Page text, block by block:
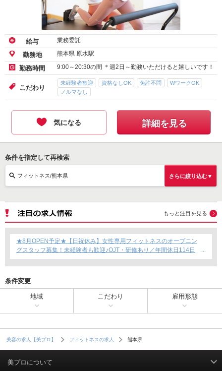
給与 業務委託
勤務地 熊本県 原水駅
勤務時間 9:00～20:30の間 ＊週2日～勤務いただけると嬉しいです！
こだわり
未経験者歓迎 資格なしOK 免許不問
WワークOK
ノルマなし
気になる 詳細を見る
条件を指定して再検索
フィットネス/熊本県 さらに絞り込む▼
もっと注目を見る
★8月OPEN予定★【日祝休み】女性専用フィットネスのオープニン
グスタッフ募集！未経験者も歓迎♪OJT・研修あり／年間休日114日
／賞与年2回支給／育児短時間勤務制度あり◎
条件変更
地域 こだわり 雇用形態
美容の求人【美プロ】 フィットネスの求人 熊本県
美プロについて